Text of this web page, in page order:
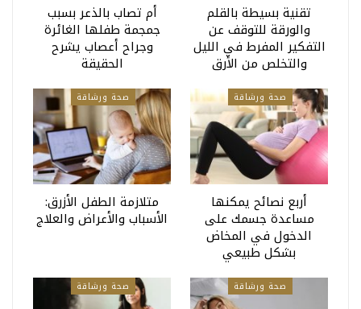
تقنية بسيطة بالقلم
والورقة للتوقف عن
التفكير المفرط في الليل
والتخلص من الأرق
أم تصاب بالذعر بسبب
جمجمة طفلها الغائرة
وجراح أعصاب يشرح
الحقيقة
صحة ورشاقة
أربع نصائح يمكنها
مساعدة جسمك على
الدخول في المخاض
بشكل طبيعي
صحة ورشاقة
متلازمة الطفل الأزرق:
الأسباب والأعراض والعلاج
صحة ورشاقة صحة ورشاقة